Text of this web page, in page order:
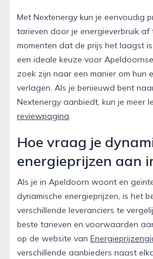
Met Nextenergy kun je eenvoudig
tarieven door je energieverbruik af
momenten dat de prijs het laagst
een ideale keuze voor
zoek zijn naar een manier om hun
verlagen. Als je benieuwd bent
Nextenergy aanbiedt, kun je meer
reviewpagina.
Hoe vraag je
energieprijzen aan
Als je in Apeldoorn woont en
dynamische energieprijzen, is het
verschillende leveranciers te
beste tarieven en voorwaarden
op de website van
verschillende aanbieders naast